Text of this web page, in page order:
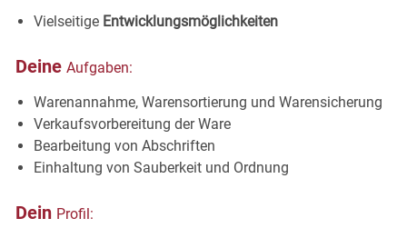
Vielseitige Entwicklungsmöglichkeiten
Deine Aufgaben:
Warenannahme, Warensortierung und Warensicherung
Verkaufsvorbereitung der Ware
Bearbeitung von Abschriften
Einhaltung von Sauberkeit und Ordnung
Dein Profil: